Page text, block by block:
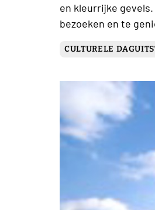
en kleurrijke
bezoeken en te
CULTURELE